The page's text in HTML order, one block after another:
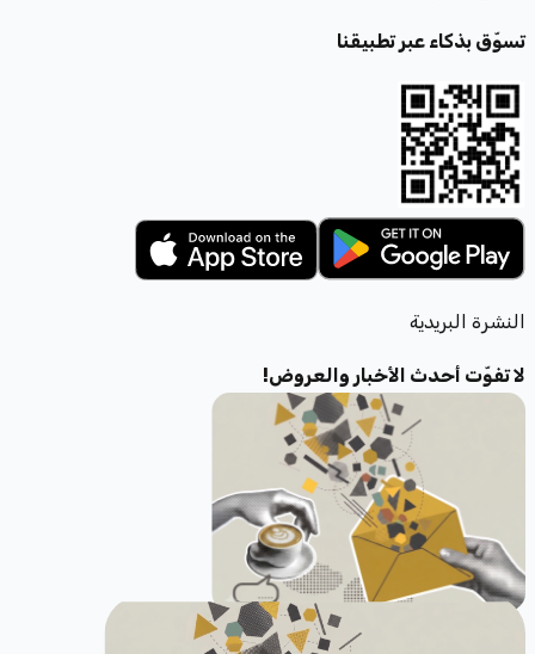
تسوّق بذكاء عبر تطبيقنا
النشرة البريدية
لا تفوّت أحدث الأخبار والعروض!